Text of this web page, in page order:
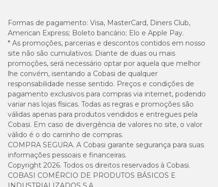
Formas de pagamento: Visa, MasterCard, Diners Club,
American Express; Boleto bancário; Elo e Apple Pay.
* As promoções, parcerias e descontos contidos em nosso
site não são cumulativos. Diante de duas ou mais
promoções, será necessário optar por aquela que melhor
lhe convém, isentando a Cobasi de qualquer
responsabilidade nesse sentido. Preços e condições de
pagamento exclusivos para compras via internet, podendo
variar nas lojas físicas. Todas as regras e promoções são
válidas apenas para produtos vendidos e entregues pela
Cobasi. Em caso de divergência de valores no site, o valor
válido é o do carrinho de compras.
COMPRA SEGURA. A Cobasi garante segurança para suas
informações pessoais e financeiras.
Copyright 2026. Todos os direitos reservados à Cobasi.
COBASI COMÉRCIO DE PRODUTOS BÁSICOS E